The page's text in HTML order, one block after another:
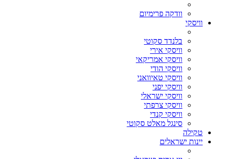
וודקה פרימיום
וויסקי
בלנדד סקוטי
וויסקי אירי
וויסקי אמריקאי
וויסקי הודי
וויסקי טאיוואני
וויסקי יפני
וויסקי ישראלי
וויסקי צרפתי
וויסקי קנדי
סינגל מאלט סקוטי
טקילה
יינות ישראלים